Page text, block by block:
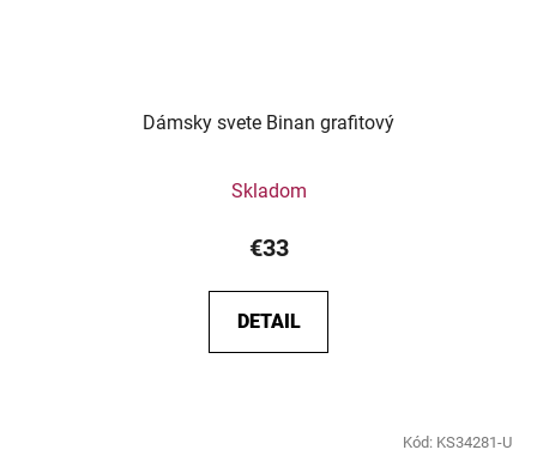
Dámsky svete Binan grafitový
Skladom
€33
DETAIL
Kód: KS34281-U